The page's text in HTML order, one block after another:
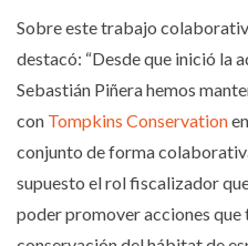
Sobre este trabajo
destacó: “Desde que inició la
Sebastián Piñera hemos
con Tompkins Conservation
conjunto de forma
supuesto el rol fiscalizador
poder promover acciones que